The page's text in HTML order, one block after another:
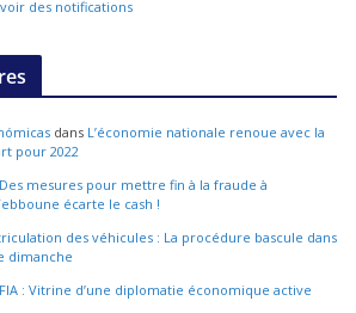
des notifications
dans L’économie nationale renoue avec la
pour 2022
Des mesures pour mettre fin à la fraude à
écarte le cash !
des véhicules : La procédure bascule dans
dimanche
FIA : Vitrine d’une diplomatie économique active